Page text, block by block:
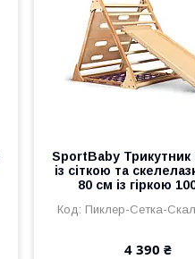
SportBaby Трикутник
із сіткою та
80 см із гіркою
Пиклер-Сетка-
4 390 ₴